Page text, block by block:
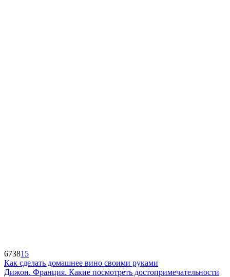
673815
Как сделать домашнее вино своими руками
Дижон. Франция. Какие посмотреть достопримечательности